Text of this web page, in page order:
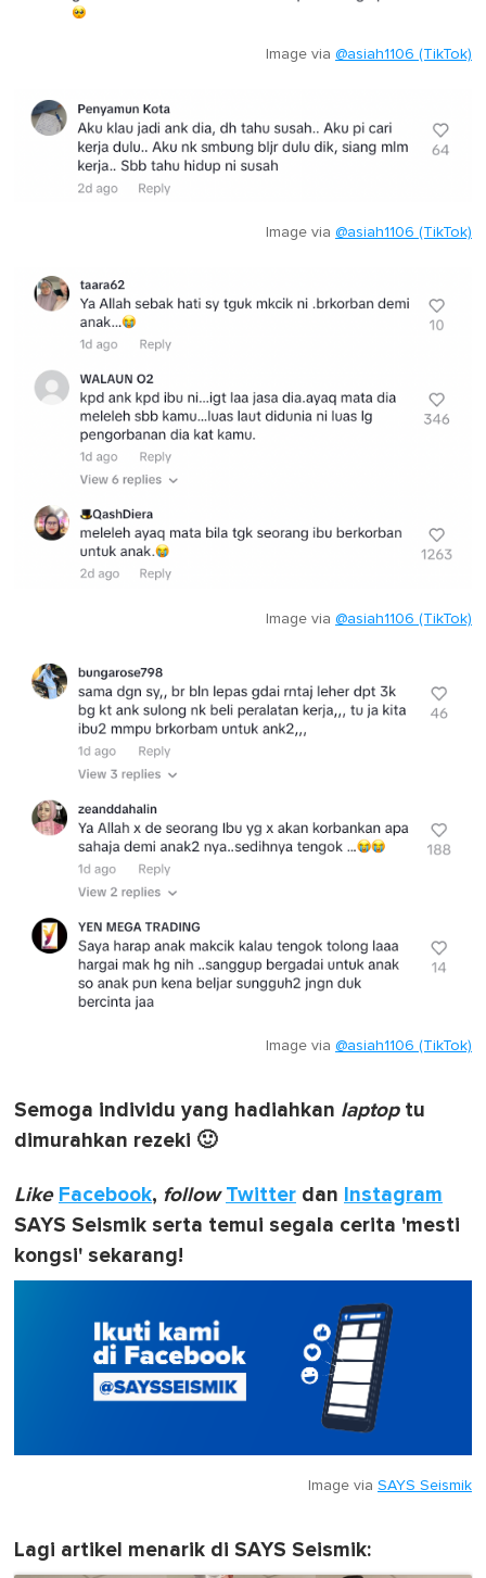
Image via @asiah1106 (TikTok)
Image via @asiah1106 (TikTok)
Image via @asiah1106 (TikTok)
Image via @asiah1106 (TikTok)
Semoga individu yang hadiahkan laptoptu
dimurahkan rezeki 🙂
Like Facebook, follow Twitter dan Instagram
SAYS Seismik serta temui segala cerita 'mesti
kongsi' sekarang!
Image via SAYS Seismik
Lagi artikel menarik di SAYS Seismik: